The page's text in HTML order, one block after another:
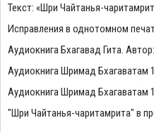
Текст: «Шри Чайтанья-
Исправления в однотомном
Аудиокнига Бхагавад Гита.
Аудиокнига Шримад Бхагаватам
Аудиокнига Шримад Бхагаватам
"Шри Чайтанья-чаритамрита" в